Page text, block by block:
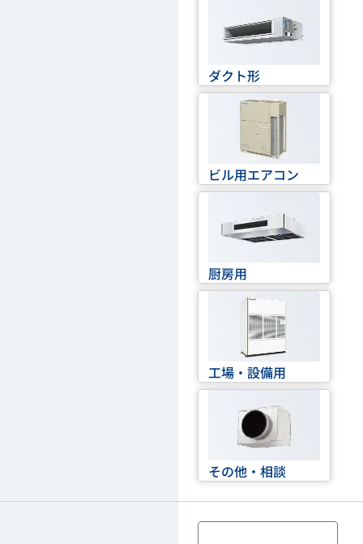
ダクト形
ビル用エアコン
厨房用
工場・設備用
その他・相談